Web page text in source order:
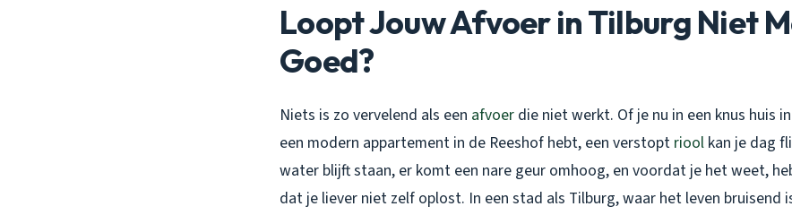
Loopt Jouw Afvoer in Tilburg Niet
Goed?
Niets is zo vervelend als een afvoer die niet werkt. Of je nu in een knus huis
een modern appartement in de Reeshof hebt, een verstopt riool kan je dag
water blijft staan, er komt een nare geur omhoog, en voordat je het weet,
dat je liever niet zelf oplost. In een stad als Tilburg, waar het leven bruisend